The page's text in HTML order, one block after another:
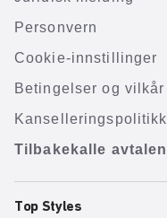
Personvern
Cookie-innstillinger
Betingelser og vilkår
Kanselleringspolitikk
Tilbakekalle avtalen
Top Styles